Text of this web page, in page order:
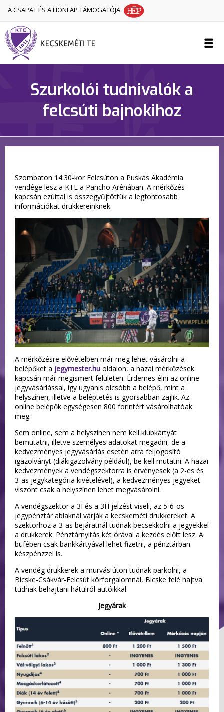
A CSAPAT ÉS A HONLAP TÁMOGATÓJA:
Szurkolói tudnivalók a
felcsúti bajnokihoz
Szombaton 14:30-kor Felcsúton a Puskás Akadémia
vendége lesz a KTE a Pancho Arénában. A mérkőzés
kapcsán ezúttal is összegyűjtöttük a legfontosabb
információkat drukkereinknek.
A mérkőzésre elővételben már meg lehet vásárolni a
belépőket a jegymester.hu oldalon, a hazai mérkőzések
kapcsán már megismert felületen. Érdemes élni az online
jegyvásárlással, így ugyanis olcsóbb a belépő, mint a
helyszínen, illetve a beléptetés is gyorsabban zajlik. Az
online belépők egységesen 800 forintért vásárolhatóak
meg.
Sem online, sem a helyszínen nem kell klubkártyát
bemutatni, illetve személyes adatokat megadni, de a
kedvezményes jegyvásárlás esetén arra feljogosító
igazolványt (diákigazolvány például), be kell mutatni. A hazai
kedvezmények a vendégszektorra is érvényesek (a 2-es és
3-as jegykategória kivételével), a kedvezményes jegyeket
viszont csak a helyszínen lehet megvásárolni.
A vendégszektor a 3I és a 3H jelzést viseli, az 5-6-os
jegypénztár ablaknál várják a kecskeméti drukkereket. A
szektorhoz a 3-as bejáratnál tudnak becsekkolni a jegyekkel
a drukkerek. Pénztárnyitás két órával a kezdés előtt lesz. A
büfében csak bankkártyával lehet fizetni, a pénztárban
készpénzzel is.
A vendég drukkerek a murvás úton tudnak parkolni, a
Bicske-Csákvár-Felcsút körforgalomnál, Bicske felé hajtva
tudnak behajtani hátulról autóikkal.
Jegyárak